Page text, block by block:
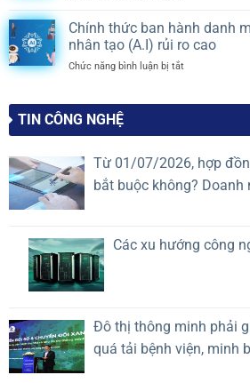
tư?
định
mới
THÀNH
CÔNG
LỊCH
HÈ
2026
số
có
đang
vận
hành
mất
tranh?
Chính thức ban hành danh
nhân tạo (A.I) rủi ro cao
Chức năng bình luận bị tắtở
mục
hệ
thống
tạo
TIN CÔNG NGHỆ
Từ 01/07/2026, hợp
bắt buộc không? Doanh
Các xu hướng công
Đô thị thông minh phải
quá tải bệnh viện, minh